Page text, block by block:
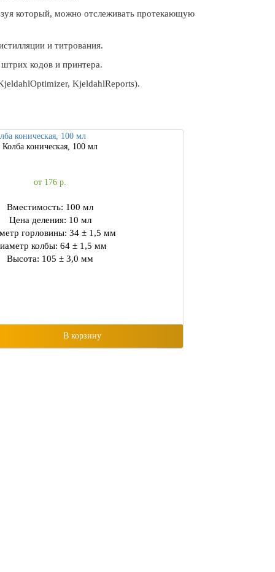
который, можно отслеживать протекающую
и титрования.
кодов и принтера.
KjeldahlReports).
Колба коническая, 100 мл
от 176р.
Вместимость: 100 мл
Цена деления: 10 мл
горловины: 34 ± 1,5 мм
колбы: 64 ± 1,5 мм
Высота: 105 ± 3,0 мм
В корзину